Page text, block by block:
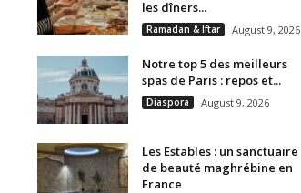
les dîners...
Ramadan & Iftar August 9, 2026
Notre top 5 des meilleurs
spas de Paris : repos et...
Diaspora August 9, 2026
Les Estables : un sanctuaire
de beauté maghrébine en
France